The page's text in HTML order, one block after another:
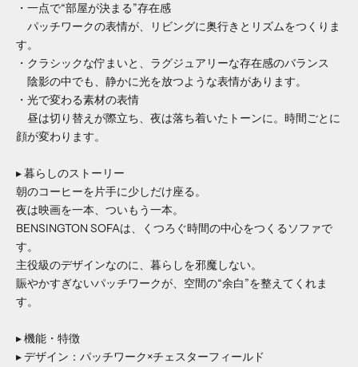
・一点で“部屋が決まる”存在感
パッチワークの表情が、リビングに奥行きとリズムをつくりま
す。
・クラシックな佇まいと、ラグジュアリーな存在感のバランス
陰影の中でも、静かに光を放つような表情があります。
・光で変わる素材の表情
昼は切り替えが際立ち、夜は落ち着いたトーンに。時間ごとに
顔が変わります。
▸ 暮らしのストーリー
朝のコーヒーを片手に少しだけ座る。
夜は映画を一本、ついもう一本。
BENSINGTON SOFAは、くつろぐ時間の中心をつくるソファで
す。
主役級のデザインなのに、暮らしを邪魔しない。
賑やかすぎないパッチワークが、空間の“余白”を整えてくれま
す。
▸ 機能・特徴
▸ デザイン：パッチワーク×チェスターフィールド